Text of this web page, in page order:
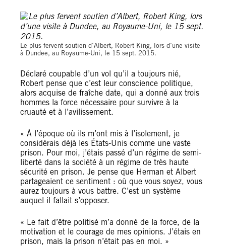
Le plus fervent soutien d’Albert, Robert King, lors d’une visite
à Dundee, au Royaume-Uni, le 15 sept. 2015.
Déclaré coupable d’un vol qu’il a toujours nié,
Robert pense que c’est leur conscience politique,
alors acquise de fraîche date, qui a donné aux trois
hommes la force nécessaire pour survivre à la
cruauté et à l’avilissement.
« À l’époque où ils m’ont mis à l’isolement, je
considérais déjà les États-Unis comme une vaste
prison. Pour moi, j’étais passé d’un régime de semi-
liberté dans la société à un régime de très haute
sécurité en prison. Je pense que Herman et Albert
partageaient ce sentiment : où que vous soyez, vous
aurez toujours à vous battre. C’est un système
auquel il fallait s’opposer.
« Le fait d’être politisé m’a donné de la force, de la
motivation et le courage de mes opinions. J’étais en
prison, mais la prison n’était pas en moi. »